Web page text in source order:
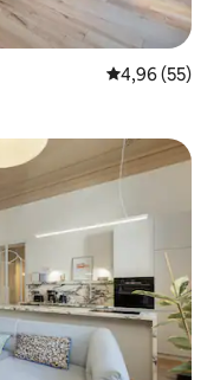
Средна
4,96 (55)